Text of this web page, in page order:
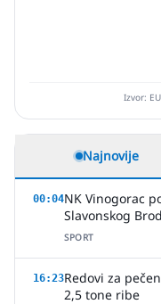
Izvor:
Najnovije
00:04NK Vinogorac
Slavonskog
SPORT
16:23Redovi za
2,5 tone ribe